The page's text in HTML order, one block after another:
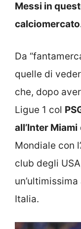
Messi in
Da
quelle di
che, dopo
Ligue 1 col
all’Inter Miami
Mondiale con
club degli
Italia.